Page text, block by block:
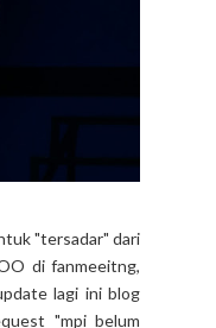
"tersadar" dari
di fanmeeitng,
lagi ini blog
"mpi belum